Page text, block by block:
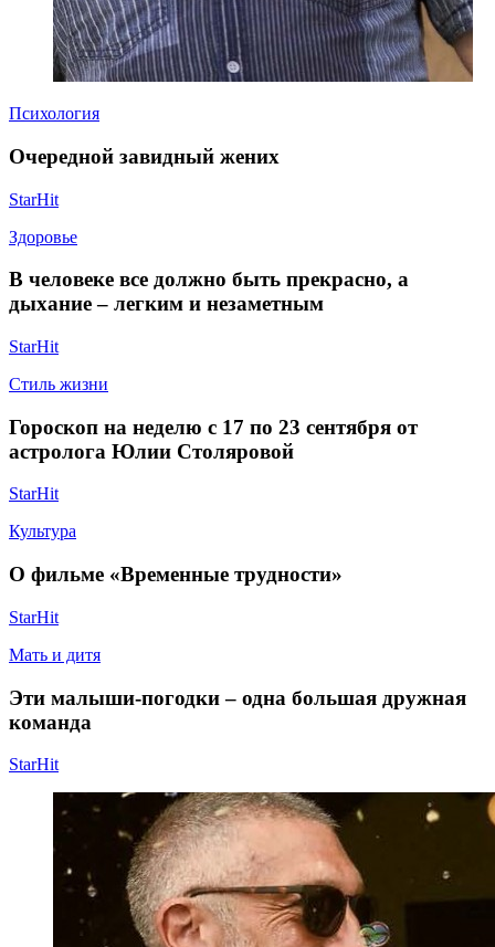
Психология
Очередной завидный жених
StarHit
Здоровье
В человеке все должно быть прекрасно, а
дыхание – легким и незаметным
StarHit
Стиль жизни
Гороскоп на неделю с 17 по 23 сентября от
астролога Юлии Столяровой
StarHit
Культура
О фильме «Временные трудности»
StarHit
Мать и дитя
Эти малыши-погодки – одна большая дружная
команда
StarHit